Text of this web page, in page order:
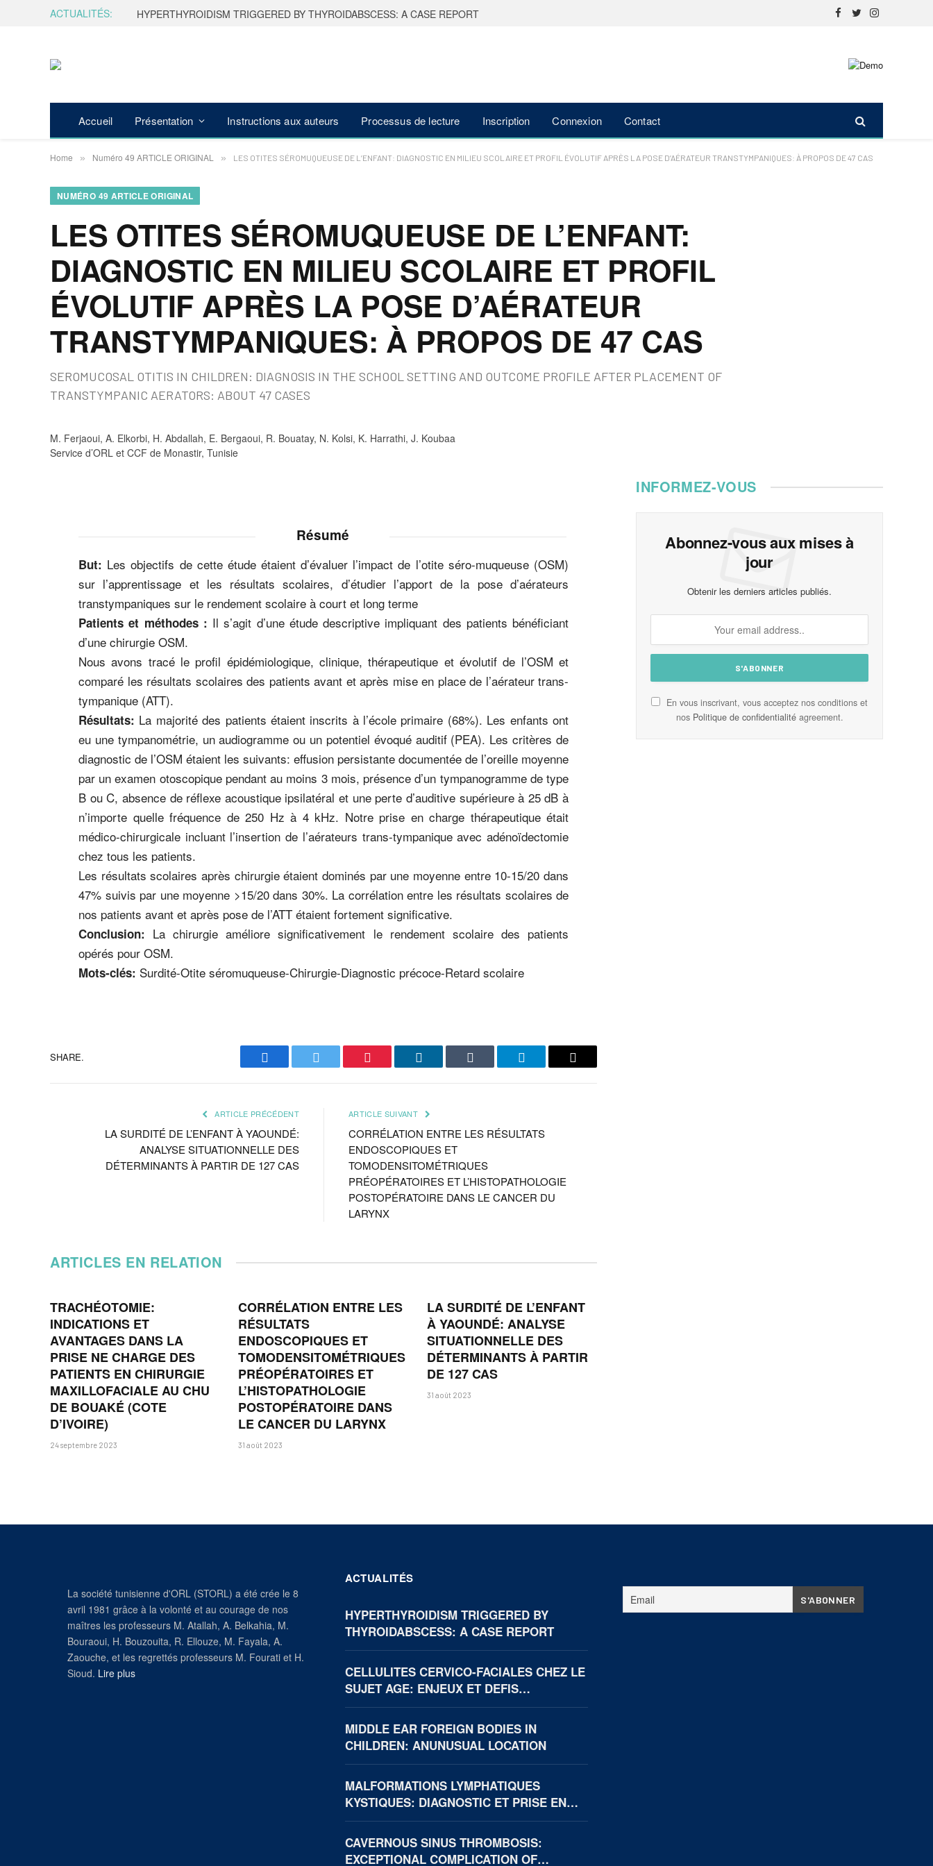
ACTUALITÉS: HYPERTHYROIDISM TRIGGERED BY THYROIDABSCESS: A CASE REPORT Facebook
TwitterInstagram
Accueil Présentation Instructions aux auteurs Processus de lecture Inscription Connexion Contact
Home » Numéro 49 ARTICLE ORIGINAL » LES OTITES SÉROMUQUEUSE DE L’ENFANT: DIAGNOSTIC EN MILIEU SCOLAIRE ET PROFIL ÉVOLUTIF APRÈS LA POSE D’AÉRATEUR TRANSTYMPANIQUES: À PROPOS DE 47 CAS
NUMÉRO 49 ARTICLE ORIGINAL
LES OTITES SÉROMUQUEUSE DE L’ENFANT:
DIAGNOSTIC EN MILIEU SCOLAIRE ET PROFIL
ÉVOLUTIF APRÈS LA POSE D’AÉRATEUR
TRANSTYMPANIQUES: À PROPOS DE 47 CAS
SEROMUCOSAL OTITIS IN CHILDREN: DIAGNOSIS IN THE SCHOOL SETTING AND OUTCOME PROFILE AFTER PLACEMENT OF
TRANSTYMPANIC AERATORS: ABOUT 47 CASES
M. Ferjaoui, A. Elkorbi, H. Abdallah, E. Bergaoui, R. Bouatay, N. Kolsi, K. Harrathi, J. Koubaa
Service d’ORL et CCF de Monastir, Tunisie
Résumé
But: Les objectifs de cette étude étaient d’évaluer l’impact de l’otite séro-muqueuse (OSM)
sur l’apprentissage et les résultats scolaires, d’étudier l’apport de la pose d’aérateurs
transtympaniques sur le rendement scolaire à court et long terme
Patients et méthodes : Il s’agit d’une étude descriptive impliquant des patients bénéficiant
d’une chirurgie OSM.
Nous avons tracé le profil épidémiologique, clinique, thérapeutique et évolutif de l’OSM et
comparé les résultats scolaires des patients avant et après mise en place de l’aérateur trans-
tympanique (ATT).
Résultats: La majorité des patients étaient inscrits à l’école primaire (68%). Les enfants ont
eu une tympanométrie, un audiogramme ou un potentiel évoqué auditif (PEA). Les critères de
diagnostic de l’OSM étaient les suivants: effusion persistante documentée de l’oreille moyenne
par un examen otoscopique pendant au moins 3 mois, présence d’un tympanogramme de type
B ou C, absence de réflexe acoustique ipsilatéral et une perte d’auditive supérieure à 25 dB à
n’importe quelle fréquence de 250 Hz à 4 kHz. Notre prise en charge thérapeutique était
médico-chirurgicale incluant l’insertion de l’aérateurs trans-tympanique avec adénoïdectomie
chez tous les patients.
Les résultats scolaires après chirurgie étaient dominés par une moyenne entre 10-15/20 dans
47% suivis par une moyenne >15/20 dans 30%. La corrélation entre les résultats scolaires de
nos patients avant et après pose de l’ATT étaient fortement significative.
Conclusion: La chirurgie améliore significativement le rendement scolaire des patients
opérés pour OSM.
Mots-clés: Surdité-Otite séromuqueuse-Chirurgie-Diagnostic précoce-Retard scolaire
SHARE.
FacebookTwitter PinterestLinkedIn Tumblr TelegramEmail
ARTICLE PRÉCÉDENT
LA SURDITÉ DE L’ENFANT À YAOUNDÉ:
ANALYSE SITUATIONNELLE DES
DÉTERMINANTS À PARTIR DE 127 CAS
ARTICLE SUIVANT
CORRÉLATION ENTRE LES RÉSULTATS
ENDOSCOPIQUES ET
TOMODENSITOMÉTRIQUES
PRÉOPÉRATOIRES ET L’HISTOPATHOLOGIE
POSTOPÉRATOIRE DANS LE CANCER DU
LARYNX
ARTICLES EN RELATION
TRACHÉOTOMIE:
INDICATIONS ET
AVANTAGES DANS LA
PRISE NE CHARGE DES
PATIENTS EN CHIRURGIE
MAXILLOFACIALE AU CHU
DE BOUAKÉ (COTE
D’IVOIRE)
24 septembre 2023
CORRÉLATION ENTRE LES
RÉSULTATS
ENDOSCOPIQUES ET
TOMODENSITOMÉTRIQUES
PRÉOPÉRATOIRES ET
L’HISTOPATHOLOGIE
POSTOPÉRATOIRE DANS
LE CANCER DU LARYNX
31 août 2023
LA SURDITÉ DE L’ENFANT
À YAOUNDÉ: ANALYSE
SITUATIONNELLE DES
DÉTERMINANTS À PARTIR
DE 127 CAS
31 août 2023
INFORMEZ-VOUS
Abonnez-vous aux mises à
jour
Obtenir les derniers articles publiés.
En vous inscrivant, vous acceptez nos conditions et
nos Politique de confidentialitéagreement.
La société tunisienne d'ORL (STORL) a été crée le 8
avril 1981 grâce à la volonté et au courage de nos
maîtres les professeurs M. Atallah, A. Belkahia, M.
Bouraoui, H. Bouzouita, R. Ellouze, M. Fayala, A.
Zaouche, et les regrettés professeurs M. Fourati et H.
Sioud. Lire plus
ACTUALITÉS
HYPERTHYROIDISM TRIGGERED BY
THYROIDABSCESS: A CASE REPORT
CELLULITES CERVICO-FACIALES CHEZ LE
SUJET AGE: ENJEUX ET DEFIS
THERAPEUTIQUES (BOUAKE, CÔTE
D’IVOIRE)
MIDDLE EAR FOREIGN BODIES IN
CHILDREN: ANUNUSUAL LOCATION
MALFORMATIONS LYMPHATIQUES
KYSTIQUES: DIAGNOSTIC ET PRISE EN
CHARGE
CAVERNOUS SINUS THROMBOSIS:
EXCEPTIONAL COMPLICATION OF